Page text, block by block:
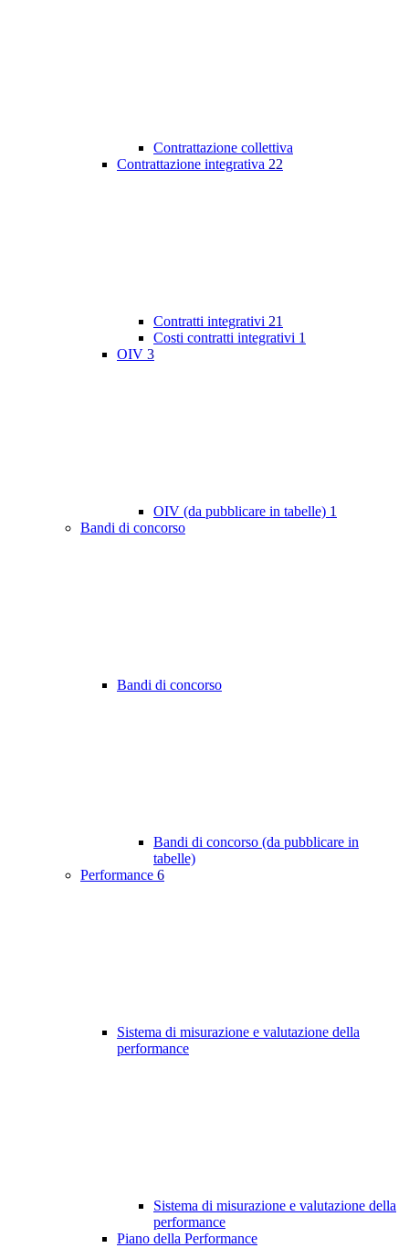
Contrattazione collettiva
Contrattazione integrativa 22
Contratti integrativi 21
Costi contratti integrativi 1
OIV 3
OIV (da pubblicare in tabelle) 1
Bandi di concorso
Bandi di concorso
Bandi di concorso (da pubblicare in
tabelle)
Performance 6
Sistema di misurazione e valutazione della
performance
Sistema di misurazione e valutazione della
performance
Piano della Performance